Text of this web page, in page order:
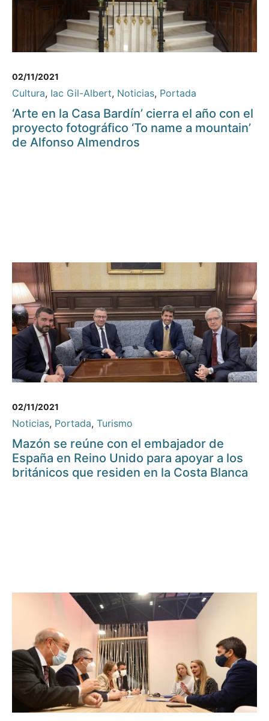
02/11/2021
Cultura, Iac Gil-Albert, Noticias, Portada
‘Arte en la Casa Bardín’ cierra el año con el
proyecto fotográfico ‘To name a mountain’
de Alfonso Almendros
02/11/2021
Noticias, Portada, Turismo
Mazón se reúne con el embajador de
España en Reino Unido para apoyar a los
británicos que residen en la Costa Blanca